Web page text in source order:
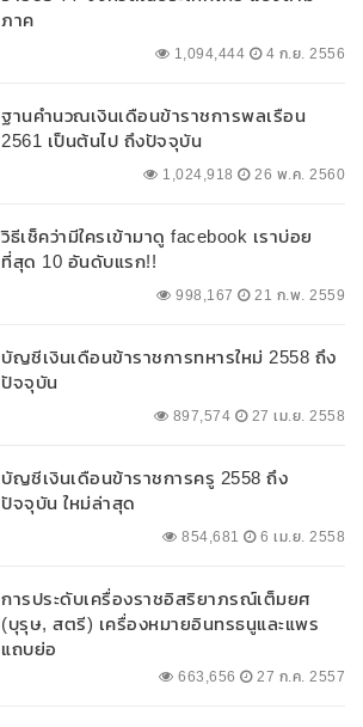
ภาค
1,094,444 4 ก.ย. 2556
ฐานคำนวณเงินเดือนข้าราชการพลเรือน
2561 เป็นต้นไป ถึงปัจจุบัน
1,024,918 26 พ.ค. 2560
วิธีเช็คว่ามีใครเข้ามาดู facebook เราบ่อย
ที่สุด 10 อันดับแรก!!
998,167 21 ก.พ. 2559
บัญชีเงินเดือนข้าราชการทหารใหม่ 2558 ถึง
ปัจจุบัน
897,574 27 เม.ย. 2558
บัญชีเงินเดือนข้าราชการครู 2558 ถึง
ปัจจุบัน ใหม่ล่าสุด
854,681 6 เม.ย. 2558
การประดับเครื่องราชอิสริยาภรณ์เต็มยศ
(บุรุษ, สตรี) เครื่องหมายอินทรธนูและแพร
แถบย่อ
663,656 27 ก.ค. 2557